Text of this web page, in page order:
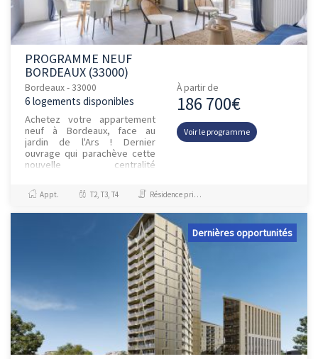
PROGRAMME NEUF
BORDEAUX (33000)
Bordeaux - 33000
6 logements disponibles
Achetez votre appartement
neuf à Bordeaux, face au
jardin de l'Ars ! Dernier
ouvrage qui parachève cette
nouvelle centralité
proximité immédiate des
quais réaménag...
À partir de
186 700€
Voir le programme
Appt. T2, T3, T4 Résidence principale / PTZ
Dernières opportunités